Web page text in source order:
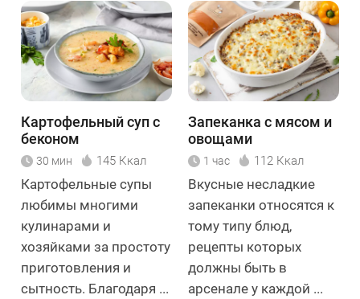
Картофельный суп с
беконом
30 мин 145 Ккал
Картофельные супы
любимы многими
кулинарами и
хозяйками за простоту
приготовления и
сытность. Благодаря ...
Запеканка с мясом и
овощами
1 час 112 Ккал
Вкусные несладкие
запеканки относятся к
тому типу блюд,
рецепты которых
должны быть в
арсенале у каждой ...